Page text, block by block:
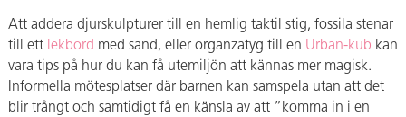
Att addera djurskulpturer till en hemlig taktil stig, fossila stenar
till ett lekbord med sand, eller organzatyg till en Urban-kub kan
vara tips på hur du kan få utemiljön att kännas mer magisk.
Informella mötesplatser där barnen kan samspela utan att det
blir trångt och samtidigt få en känsla av att ”komma in i en